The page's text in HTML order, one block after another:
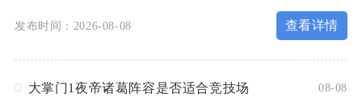
发布时间：2026-08-08 查看详情
大掌门1夜帝诸葛阵容是否适合竞技场 08-08